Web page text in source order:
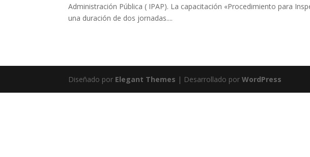
Administración Pública ( IPAP). La capacitación «Procedimiento para
una duración de dos jornadas....
Diseñado por Elegant Themes | Desarrollado porWordPress